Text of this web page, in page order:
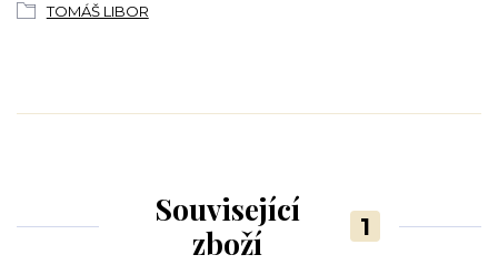
TOMÁŠ LIBOR
Související
zboží
1